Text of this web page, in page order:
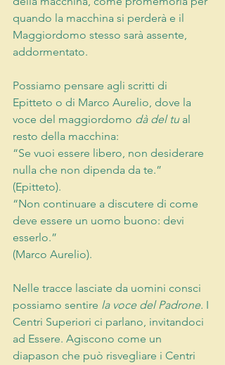
quando la macchina si perderà e il
Maggiordomo stesso sarà assente,
addormentato.
Possiamo pensare agli scritti di
Epitteto o di Marco Aurelio, dove la
voce del maggiordomo dà del tu al
resto della macchina:
“Se vuoi essere libero, non desiderare
nulla che non dipenda da te.”
(Epitteto).
“Non continuare a discutere di come
deve essere un uomo buono: devi
esserlo.”
(Marco Aurelio).
Nelle tracce lasciate da uomini consci
possiamo sentire la voce del Padrone. I
Centri Superiori ci parlano, invitandoci
ad Essere. Agiscono come un
diapason che può risvegliare i Centri